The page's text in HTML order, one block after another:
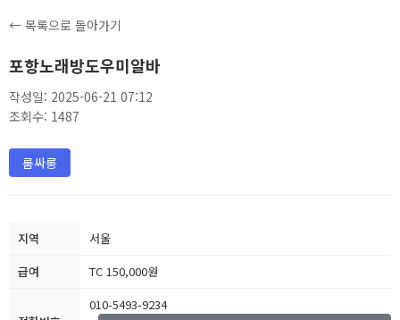
← 목록으로 돌아가기
포항노래방도우미알바
작성일: 2025-06-21 07:12
조회수: 1487
룸싸롱
지역
서울
급여
TC 150,000원
010-5493-9234